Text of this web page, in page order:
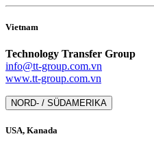
Vietnam
Technology Transfer Group
info@tt-group.com.vn
www.tt-group.com.vn
NORD- / SÜDAMERIKA
USA, Kanada